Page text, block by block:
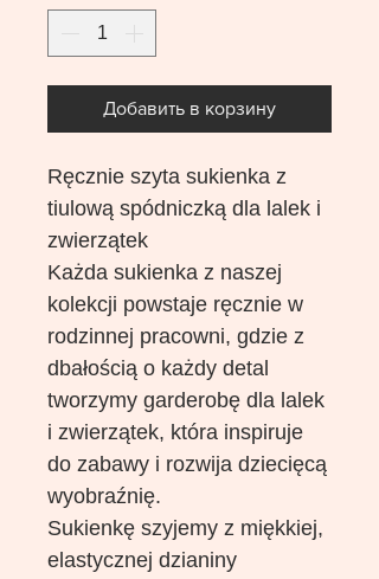
Добавить в корзину
Ręcznie szyta sukienka z
tiulową spódniczką dla lalek i
zwierzątek
Każda sukienka z naszej
kolekcji powstaje ręcznie w
rodzinnej pracowni, gdzie z
dbałością o każdy detal
tworzymy garderobę dla lalek
i zwierzątek, która inspiruje
do zabawy i rozwija dziecięcą
wyobraźnię.
Sukienkę szyjemy z miękkiej,
elastycznej dzianiny